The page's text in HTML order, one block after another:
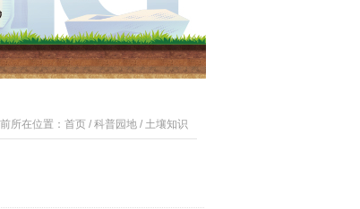
所在位置：首页 / 科普园地 / 土壤知识